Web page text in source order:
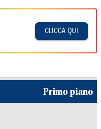
CLICCA QUI
Primo piano